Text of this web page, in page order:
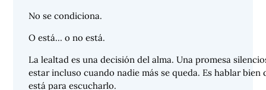
No se condiciona.
O está… o no está.
La lealtad es una decisión del alma. Una promesa
estar incluso cuando nadie más se queda. Es hablar
está para escucharlo.